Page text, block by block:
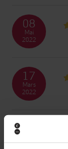
08
Mai
2022
17
Mars
2022
2022